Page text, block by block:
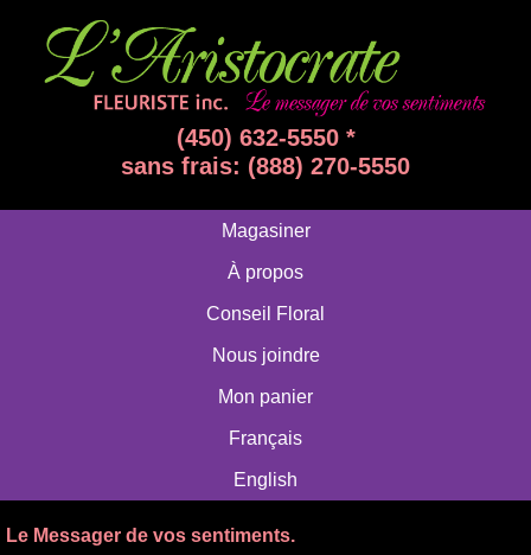
(450) 632-5550 *
sans frais: (888) 270-5550
Magasiner
À propos
Conseil Floral
Nous joindre
Mon panier
Français
English
Le Messager de vos sentiments.